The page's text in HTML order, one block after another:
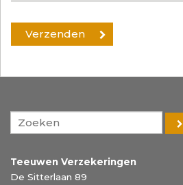
Teeuwen Verzekeringen
De Sitterlaan 89